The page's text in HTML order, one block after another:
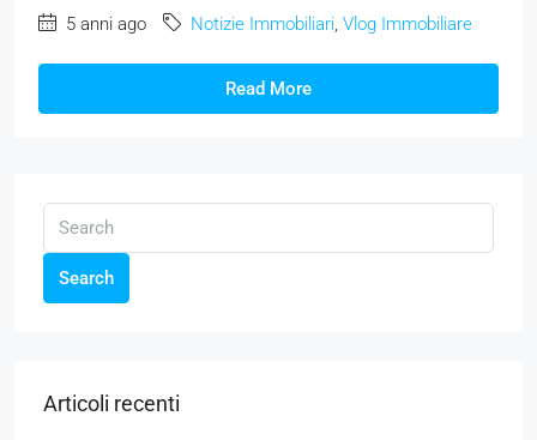
5 anni ago Notizie Immobiliari Vlog Immobiliare
Read More
Search
Articoli recenti